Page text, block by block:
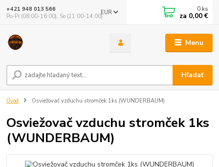
Menu
EUR
Hľadať
+421 948 013 566
Po-Pi (08:00-16:00), So (11:00-14:00)
0 ks
za 0,00 €
Úvod Osviežovač vzduchu stromček 1ks (WUNDERBAUM)
Osviežovač vzduchu stromček 1ks
(WUNDERBAUM)